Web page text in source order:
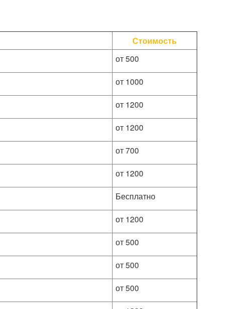
Стоимость
от 500
от 1000
от 1200
от 1200
от 700
от 1200
Бесплатно
от 1200
от 500
от 500
от 500